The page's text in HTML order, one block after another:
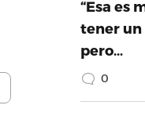
“Esa es
tener un
pero…
0